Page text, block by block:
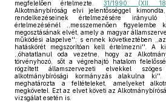
megfelelően értelmezte. 31/1990. (XII.
Alkotmánybíróság elvi jelentősséggel
rendelkezéseinek értelmezésére irányuló
értelmezésénél ,,messzemenően
megosztásának elvét, amely a magyar
működési alapelve''; s ennek következtében
hatáskörét megszorítóan kell értelmezni''. A
,,óhatatlanul oda vezetne, hogy az
törvényhozó, sőt a végrehajtó hatalom
rögzített államszervezeti elvekkel
alkotmánybírósági kormányzás alakulna
meghatározta a feltételeket, amelyeket
megkövetel. Ezt az elvet követi az
vizsgálat esetén is.